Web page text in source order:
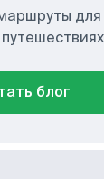
для
блог